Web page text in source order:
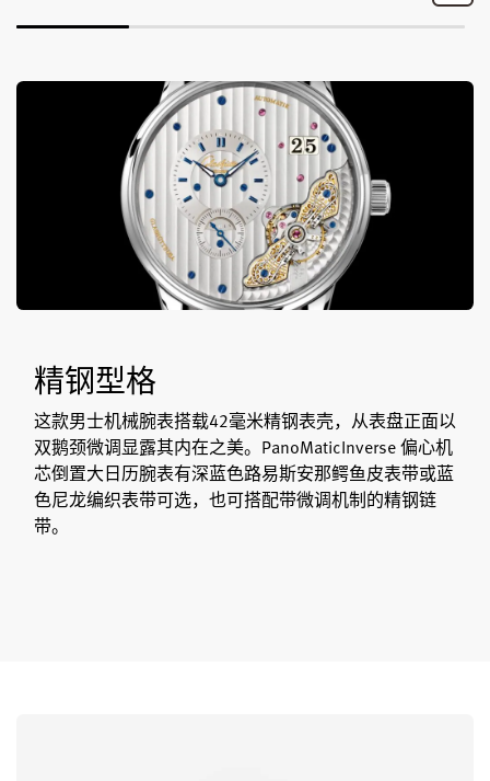
精钢型格
这款男士机械腕表搭载42毫米精钢表壳，从表盘正面以
双鹅颈微调显露其内在之美。PanoMaticInverse 偏心机
芯倒置大日历腕表有深蓝色路易斯安那鳄鱼皮表带或蓝
色尼龙编织表带可选，也可搭配带微调机制的精钢链
带。